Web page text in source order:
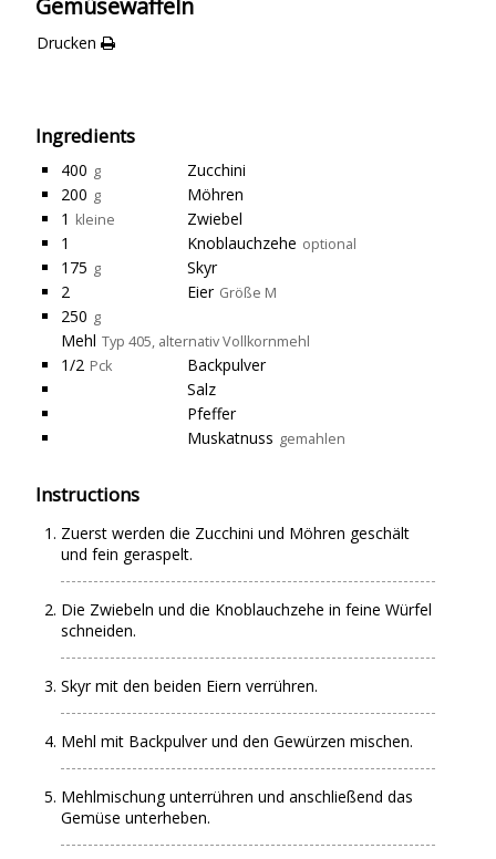
Gemüsewaffeln
Drucken
Ingredients
400 g
Zucchini
200 g
Möhren
1 kleine
Zwiebel
1
Knoblauchzehe optional
175 g
Skyr
2
Eier Größe M
250 g
Mehl Typ 405, alternativ Vollkornmehl
1/2 Pck
Backpulver
Salz
Pfeffer
Muskatnuss gemahlen
Instructions
Zuerst werden die Zucchini und Möhren geschält
und fein geraspelt.
Die Zwiebeln und die Knoblauchzehe in feine Würfel
schneiden.
Skyr mit den beiden Eiern verrühren.
Mehl mit Backpulver und den Gewürzen mischen.
Mehlmischung unterrühren und anschließend das
Gemüse unterheben.